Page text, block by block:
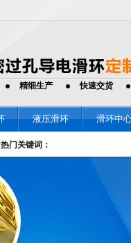
精细生产 快速交货
液压滑环 滑环中
热门关键词：